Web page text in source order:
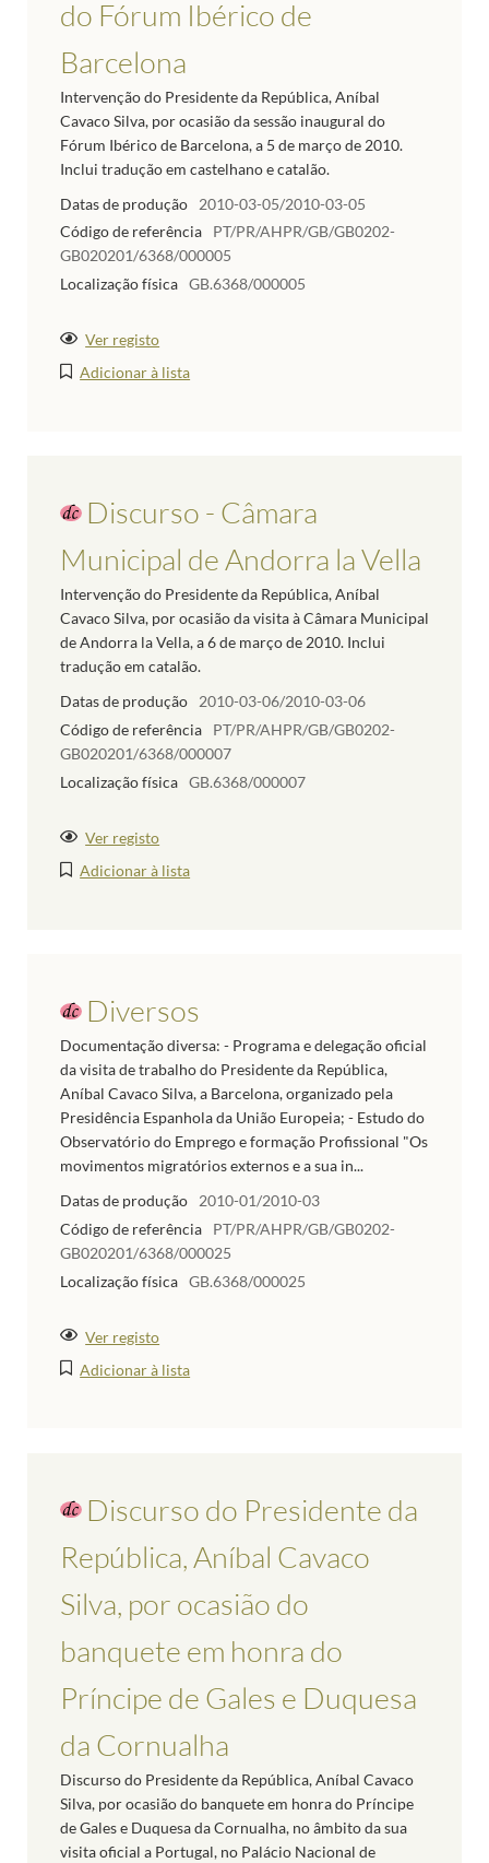
do Fórum Ibérico de
Barcelona
Intervenção do Presidente da República, Aníbal
Cavaco Silva, por ocasião da sessão inaugural do
Fórum Ibérico de Barcelona, a 5 de março de 2010.
Inclui tradução em castelhano e catalão.
Datas de produção
2010-03-05/2010-03-05
Código de referência
PT/PR/AHPR/GB/GB0202-
GB020201/6368/000005
Localização física GB.6368/000005
Ver registo
Adicionar à lista
Discurso - Câmara
Municipal de Andorra la Vella
Intervenção do Presidente da República, Aníbal
Cavaco Silva, por ocasião da visita à Câmara Municipal
de Andorra la Vella, a 6 de março de 2010. Inclui
tradução em catalão.
Datas de produção
2010-03-06/2010-03-06
Código de referência
PT/PR/AHPR/GB/GB0202-
GB020201/6368/000007
Localização física GB.6368/000007
Ver registo
Adicionar à lista
Diversos
Documentação diversa: - Programa e delegação oficial
da visita de trabalho do Presidente da República,
Aníbal Cavaco Silva, a Barcelona, organizado pela
Presidência Espanhola da União Europeia; - Estudo do
Observatório do Emprego e formação Profissional "Os
movimentos migratórios externos e a sua in...
Datas de produção
2010-01/2010-03
Código de referência
PT/PR/AHPR/GB/GB0202-
GB020201/6368/000025
Localização física GB.6368/000025
Ver registo
Adicionar à lista
Discurso do Presidente da
República, Aníbal Cavaco
Silva, por ocasião do
banquete em honra do
Príncipe de Gales e Duquesa
da Cornualha
Discurso do Presidente da República, Aníbal Cavaco
Silva, por ocasião do banquete em honra do Príncipe
de Gales e Duquesa da Cornualha, no âmbito da sua
visita oficial a Portugal, no Palácio Nacional de